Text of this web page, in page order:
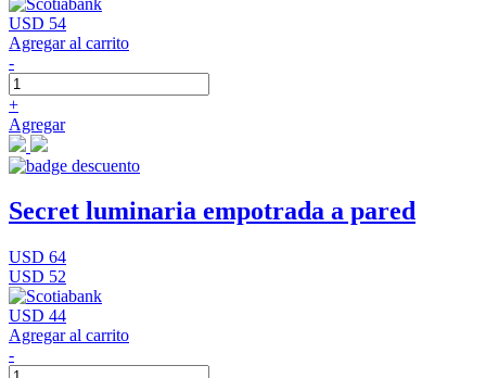
USD 54
Agregar al carrito
-
+
Agregar
Secret luminaria empotrada a pared
USD 64
USD 52
USD 44
Agregar al carrito
-